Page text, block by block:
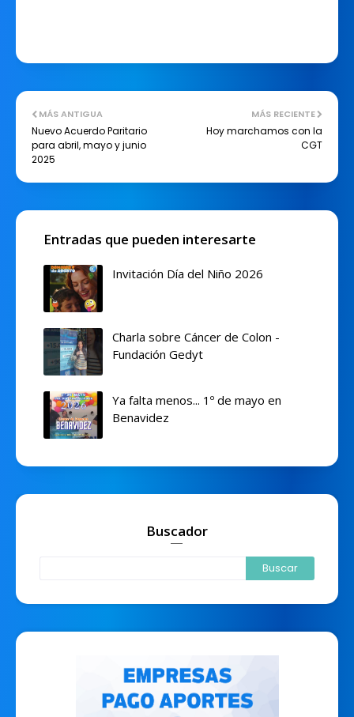
MÁS RECIENTE
Hoy marchamos con la
CGT
MÁS ANTIGUA
Nuevo Acuerdo Paritario
para abril, mayo y junio
2025
Entradas que pueden interesarte
Invitación Día del Niño 2026
Charla sobre Cáncer de Colon -
Fundación Gedyt
Ya falta menos... 1º de mayo en
Benavidez
Buscador